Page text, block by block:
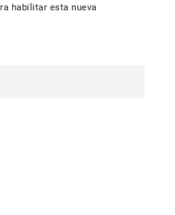
habilitar esta nueva